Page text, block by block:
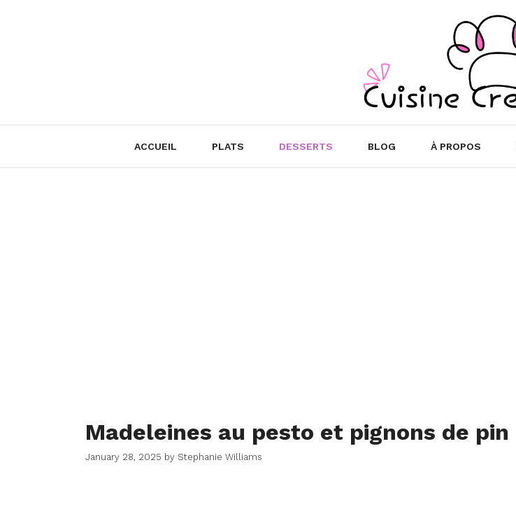
ACCUEIL PLATS DESSERTS BLOG À PROPOS
Madeleines au pesto et pignons de pin
January 28, 2025 by Stephanie Williams